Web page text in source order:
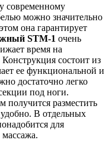
современному
можно значительно
она гарантирует
STM-1 очень
время на
состоит из
ее функциональной и
достаточно легко
под ноги.
получится разместить
удобно. В отдельных
для